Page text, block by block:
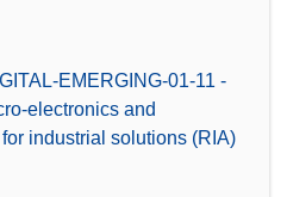
EMERGING-01-11 -
electronics and
industrial solutions (RIA)